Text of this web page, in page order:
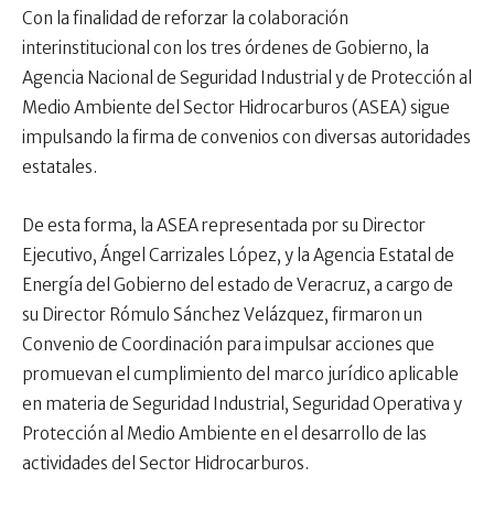
Con la finalidad de reforzar la colaboración
interinstitucional con los tres órdenes de Gobierno, la
Agencia Nacional de Seguridad Industrial y de Protección al
Medio Ambiente del Sector Hidrocarburos (ASEA) sigue
impulsando la firma de convenios con diversas autoridades
estatales.
De esta forma, la ASEA representada por su Director
Ejecutivo, Ángel Carrizales López, y la Agencia Estatal de
Energía del Gobierno del estado de Veracruz, a cargo de
su Director Rómulo Sánchez Velázquez, firmaron un
Convenio de Coordinación para impulsar acciones que
promuevan el cumplimiento del marco jurídico aplicable
en materia de Seguridad Industrial, Seguridad Operativa y
Protección al Medio Ambiente en el desarrollo de las
actividades del Sector Hidrocarburos.